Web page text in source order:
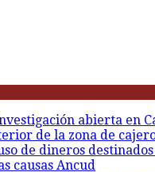
abierta en
de la zona de
de dineros
causas Ancud